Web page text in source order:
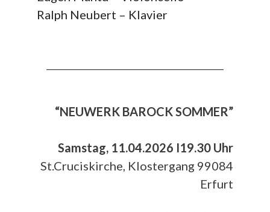
Ralph Neubert – Klavier
“NEUWERK BAROCK SOMMER”
Samstag, 11.04.2026 I19.30 Uhr
St.Cruciskirche, Klostergang 99084
Erfurt